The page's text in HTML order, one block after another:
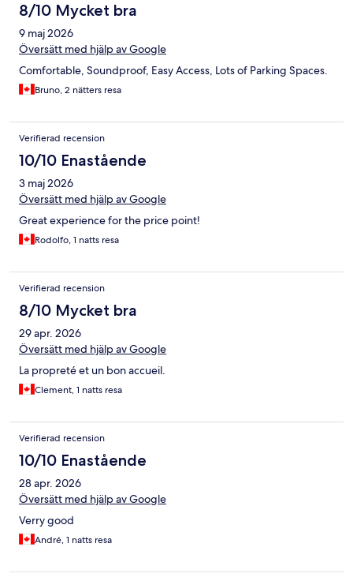
8/10 Mycket bra
9 maj 2026
Översätt med hjälp av Google
Comfortable, Soundproof, Easy Access, Lots of Parking Spaces.
Bruno, 2 nätters resa
Verifierad recension
10/10 Enastående
3 maj 2026
Översätt med hjälp av Google
Great experience for the price point!
Rodolfo, 1 natts resa
Verifierad recension
8/10 Mycket bra
29 apr. 2026
Översätt med hjälp av Google
La propreté et un bon accueil.
Clement, 1 natts resa
Verifierad recension
10/10 Enastående
28 apr. 2026
Översätt med hjälp av Google
Verry good
André, 1 natts resa